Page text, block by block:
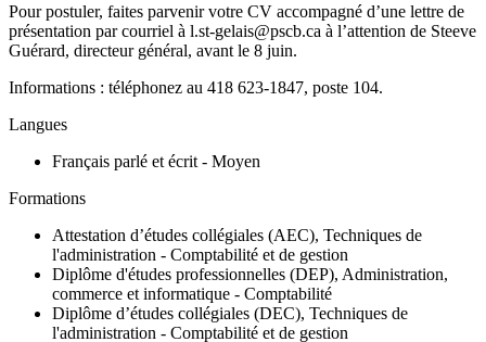
Pour postuler, faites parvenir votre CV accompagné d’une lettre de
présentation par courriel à l.st-gelais@pscb.ca à l’attention de Steeve
Guérard, directeur général, avant le 8 juin.
Informations : téléphonez au 418 623-1847, poste 104.
Langues
Français parlé et écrit - Moyen
Formations
Attestation d’études collégiales (AEC), Techniques de
l'administration - Comptabilité et de gestion
Diplôme d'études professionnelles (DEP), Administration,
commerce et informatique - Comptabilité
Diplôme d’études collégiales (DEC), Techniques de
l'administration - Comptabilité et de gestion